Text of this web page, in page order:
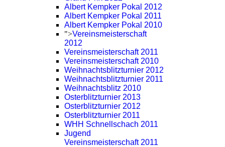
Albert Kempker Pokal 2012
Albert Kempker Pokal 2011
Albert Kempker Pokal 2010
">Vereinsmeisterschaft
2012
Vereinsmeisterschaft 2011
Vereinsmeisterschaft 2010
Weihnachtsblitzturnier 2012
Weihnachtsblitzturnier 2011
Weihnachtsblitz 2010
Osterblitzturnier 2013
Osterblitzturnier 2012
Osterblitzturnier 2011
WHH Schnellschach 2011
Jugend
Vereinsmeisterschaft 2011